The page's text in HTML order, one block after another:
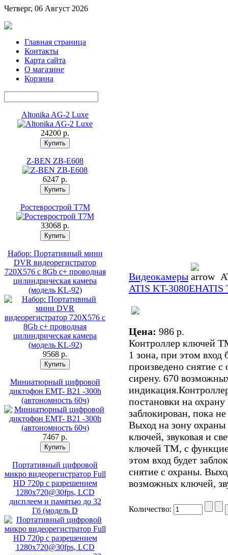
Четверг, 06 Август 2026
Главная страница
Контакты
Карта сайта
О магазине
Корзина
Altonika AG-2 Luxe
24200 p.
Z-BEN ZB-E608
6247 p.
Ростеврострой Т7М
33068 p.
Набор: Портативный мини
DVR видеорегистратор
720X576 с 8Gb c+ проводная
цилиндрическая камера
(модель KL-92)
9568 p.
Миниатюрный цифровой
диктофон EMT- B21 -300h
(автономность 60ч)
7467 p.
Портативный цифровой
микро видеорегистратор Full
HD 720p с разрешением
1280х720@30fps, LCD
дисплеем и памятью до 32
Гб (модель D
Видеокамеры
ATIS KT-3080EHATIS
Цена: 986 p.
Контроллер ключей
1 зона, при этом вход
произведено снятие
сирену. 670
постановки на
заблокирован, пока
Выход на зону
ключей, звуковая и
ключей ТМ, с
этом вход будет
снятие с охраны.
возможных ключей,
Количество: